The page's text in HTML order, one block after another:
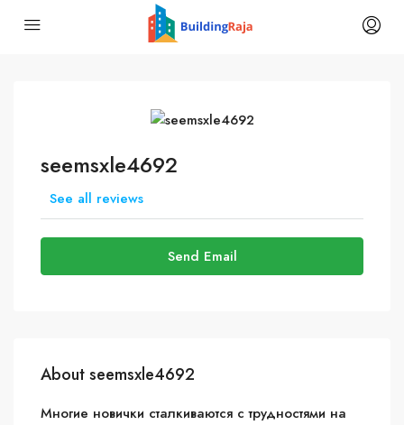
seemsxle4692
See all reviews
Send Email
About seemsxle4692
Многие новички сталкиваются с трудностями на